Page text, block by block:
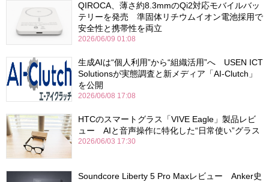
QIROCA、薄さ約8.3mmのQi2対応モバイルバッ
テリーを発売 準固体リチウムイオン電池採用で
安全性と携帯性を両立
2026/06/09 01:08
生成AIは“個人利用”から“組織活用”へ USEN ICT
Solutionsが実態調査と新メディア「AI-Clutch」
を公開
2026/06/08 17:08
HTCのスマートグラス「VIVE Eagle」製品レビ
ュー AIと音声操作に特化した“日常使い”グラス
2026/06/03 17:30
Soundcore Liberty 5 Pro Maxレビュー Anker史